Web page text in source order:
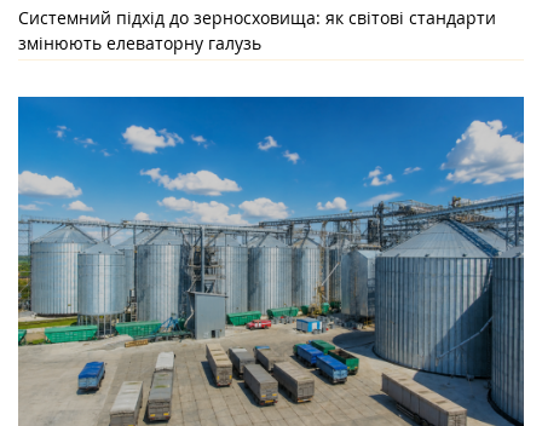
Системний підхід до зерносховища: як світові стандарти
змінюють елеваторну галузь